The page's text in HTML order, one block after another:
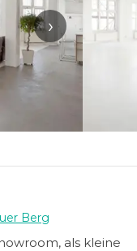
›
Berg
als kleine